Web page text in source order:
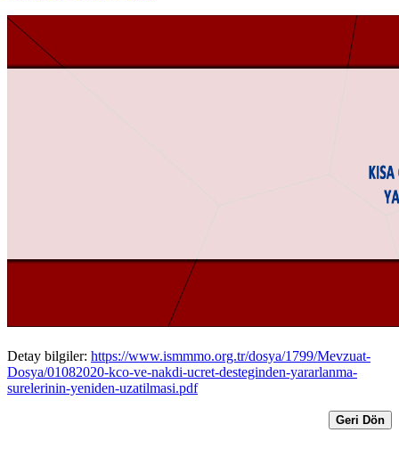
KISA ÇALIŞMA ÖDENEĞİ VE NAKDİ
AÇIKLAMA
Detay bilgiler: https://www.ismmmo.org.tr/dosya/1799/Mevzuat-
Dosya/01082020-kco-ve-nakdi-ucret-desteginden-yararlanma-
surelerinin-yeniden-uzatilmasi.pdf
Geri Dön